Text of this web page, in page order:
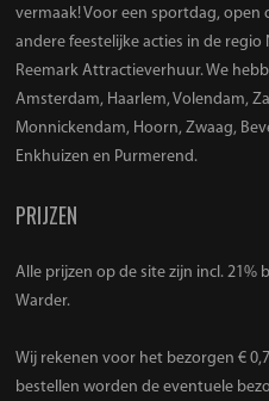
vermaak! Voor een sportdag, open
andere feestelijke acties in de
Reemark Attractieverhuur. We
Amsterdam, Haarlem, Volendam,
Monnickendam, Hoorn, Zwaag,
Enkhuizen en Purmerend.
PRIJZEN
Alle prijzen op de site zijn incl. 21%
Warder.
Wij rekenen voor het bezorgen €
bestellen worden de eventuele